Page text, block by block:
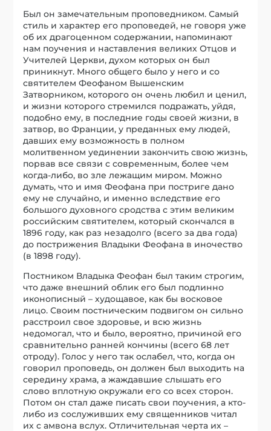
Был он замечательным проповедником. Самый
стиль и характер его проповедей, не говоря уже
об их драгоценном содержании, напоминают
нам поучения и наставления великих Отцов и
Учителей Церкви, духом которых он был
приникнут. Много общего было у него и со
святителем Феофаном Вышенским
Затворником, которого он очень любил и ценил,
и жизни которого стремился подражать, уйдя,
подобно ему, в последние годы своей жизни, в
затвор, во Франции, у преданных ему людей,
давших ему возможность в полном
молитвенном уединении закончить свою жизнь,
порвав все связи с современным, более чем
когда-либо, во зле лежащим миром. Можно
думать, что и имя Феофана при постриге дано
ему не случайно, и именно вследствие его
большого духовного сродства с этим великим
российским святителем, который скончался в
1896 году, как раз незадолго (всего за два года)
до пострижения Владыки Феофана в иночество
(в 1898 году).
Постником Владыка Феофан был таким строгим,
что даже внешний облик его был подлинно
иконописный – худощавое, как бы восковое
лицо. Своим постническим подвигом он сильно
расстроил свое здоровье, и всю жизнь
недомогал, что и было, вероятно, причиной его
сравнительно ранней кончины (всего 68 лет
отроду). Голос у него так ослабел, что, когда он
говорил проповедь, он должен был выходить на
середину храма, а жаждавшие слышать его
слово вплотную окружали его со всех сторон.
Потом он стал даже писать свои поучения, а кто-
либо из сослуживших ему священников читал
их с амвона вслух. Отличительная черта их –